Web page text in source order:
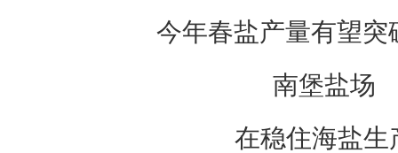
今年春盐产量有望突
南堡盐场
在稳住海盐生